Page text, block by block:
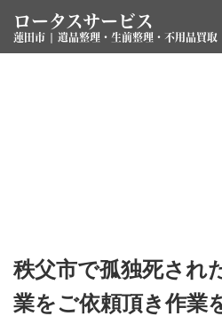
ロータスサービス
蓮田市 | 遺品整理・生前整理・不用品買取
秩父市で孤独死され
業をご依頼頂き作業